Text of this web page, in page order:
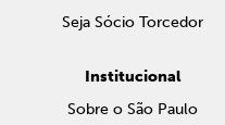
Seja Sócio Torcedor
Institucional
Sobre o São Paulo